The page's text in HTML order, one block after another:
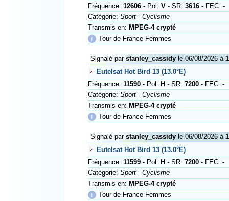
Fréquence: 12606- Pol: V- SR: 3616- FEC: -
Catégorie: Sport - Cyclisme
Transmis en: MPEG-4 crypté
ℹ
Tour de France Femmes
Signalé par stanley_cassidyle 06/08/2026 à
Eutelsat Hot Bird 13 (13.0°E)
Fréquence: 11590- Pol: H - SR: 7200- FEC: -
Catégorie: Sport - Cyclisme
Transmis en: MPEG-4 crypté
ℹ
Tour de France Femmes
Signalé par stanley_cassidyle 06/08/2026 à
Eutelsat Hot Bird 13 (13.0°E)
Fréquence: 11599- Pol: H - SR: 7200- FEC: -
Catégorie: Sport - Cyclisme
Transmis en: MPEG-4 crypté
ℹ
Tour de France Femmes